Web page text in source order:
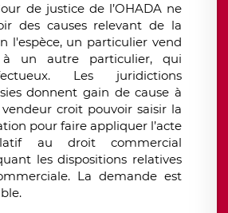
de justice de l’OHADA ne
des causes relevant de la
l'espèce, un particulier vend
un autre particulier, qui
Les juridictions
donnent gain de cause à
vendeur croit pouvoir saisir la
pour faire appliquer l’acte
au droit commercial
les dispositions relatives
La demande est